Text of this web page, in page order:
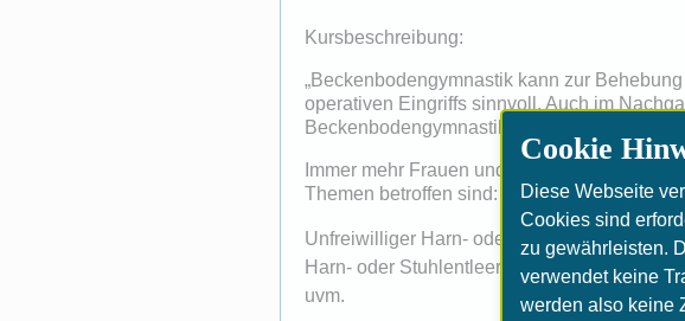
Cookie
Diese Webseite
Cookies sind
zu gewährleisten.
verwendet keine
werden also keine
Kursbeschreibung:
„Beckenbodengymnastik kann zur
operativen Eingriffs sinnvoll. Auch im
Beckenbodengymnastik sehr wichtig.
Immer mehr Frauen und Männer erkennen
Themen betroffen sind:
Unfreiwilliger Harn- oder Stuhlgang /
Harn- oder Stuhlentleerungsstörung /
uvm.